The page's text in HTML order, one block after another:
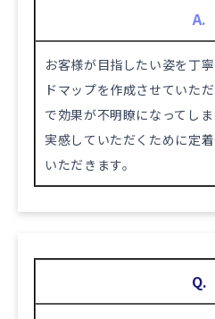
A.
お客様が目指したい姿を丁
ドマップを作成させていた
で効果が不明瞭になってし
実感していただくために定
いただきます。
Q.